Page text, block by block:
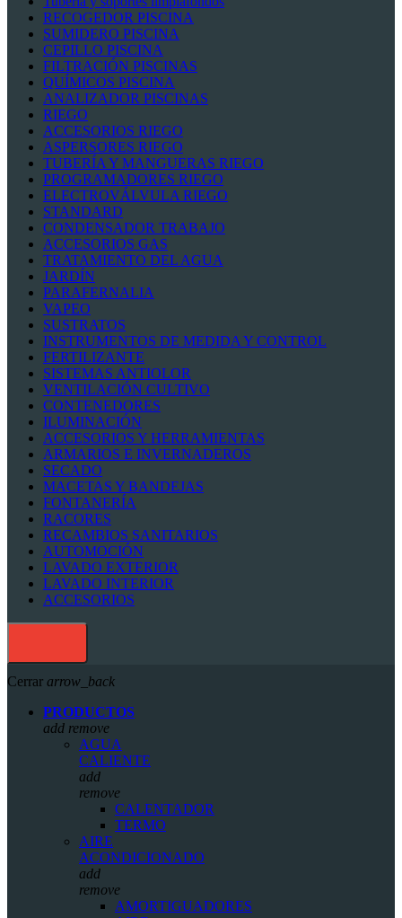
RECOGEDOR PISCINA
SUMIDERO PISCINA
CEPILLO PISCINA
FILTRACIÓN PISCINAS
QUÍMICOS PISCINA
ANALIZADOR PISCINAS
RIEGO
ACCESORIOS RIEGO
ASPERSORES RIEGO
TUBERÍA Y MANGUERAS RIEGO
PROGRAMADORES RIEGO
ELECTROVÁLVULA RIEGO
STANDARD
CONDENSADOR TRABAJO
ACCESORIOS GAS
TRATAMIENTO DEL AGUA
JARDÍN
PARAFERNALIA
VAPEO
SUSTRATOS
INSTRUMENTOS DE MEDIDA Y CONTROL
FERTILIZANTE
SISTEMAS ANTIOLOR
VENTILACIÓN CULTIVO
CONTENEDORES
ILUMINACIÓN
ACCESORIOS Y HERRAMIENTAS
ARMARIOS E INVERNADEROS
SECADO
MACETAS Y BANDEJAS
FONTANERÍA
RACORES
RECAMBIOS SANITARIOS
AUTOMOCIÓN
LAVADO EXTERIOR
LAVADO INTERIOR
ACCESORIOS
Cerrar arrow_back
PRODUCTOS
add remove
AGUA
CALIENTE
add
remove
CALENTADOR
TERMO
AIRE
ACONDICIONADO
add
remove
AMORTIGUADORES